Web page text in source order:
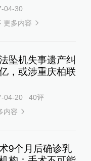
04-30
更多内容
坠机失事遗产纠
，或涉重庆柏联
04-20 40评
内容
9个月后确诊乳